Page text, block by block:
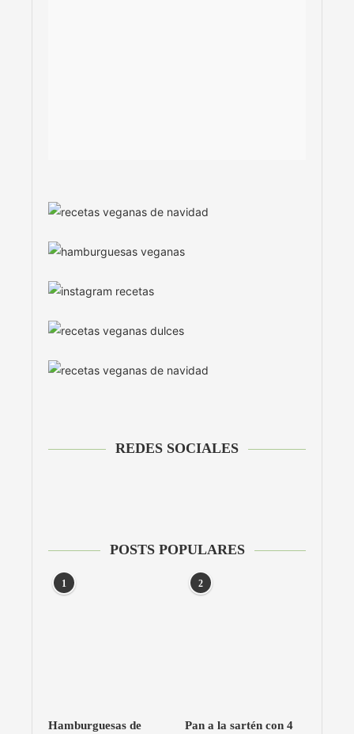
REDES SOCIALES
POSTS POPULARES
1
Hamburguesas de
2
Pan a la sartén con 4